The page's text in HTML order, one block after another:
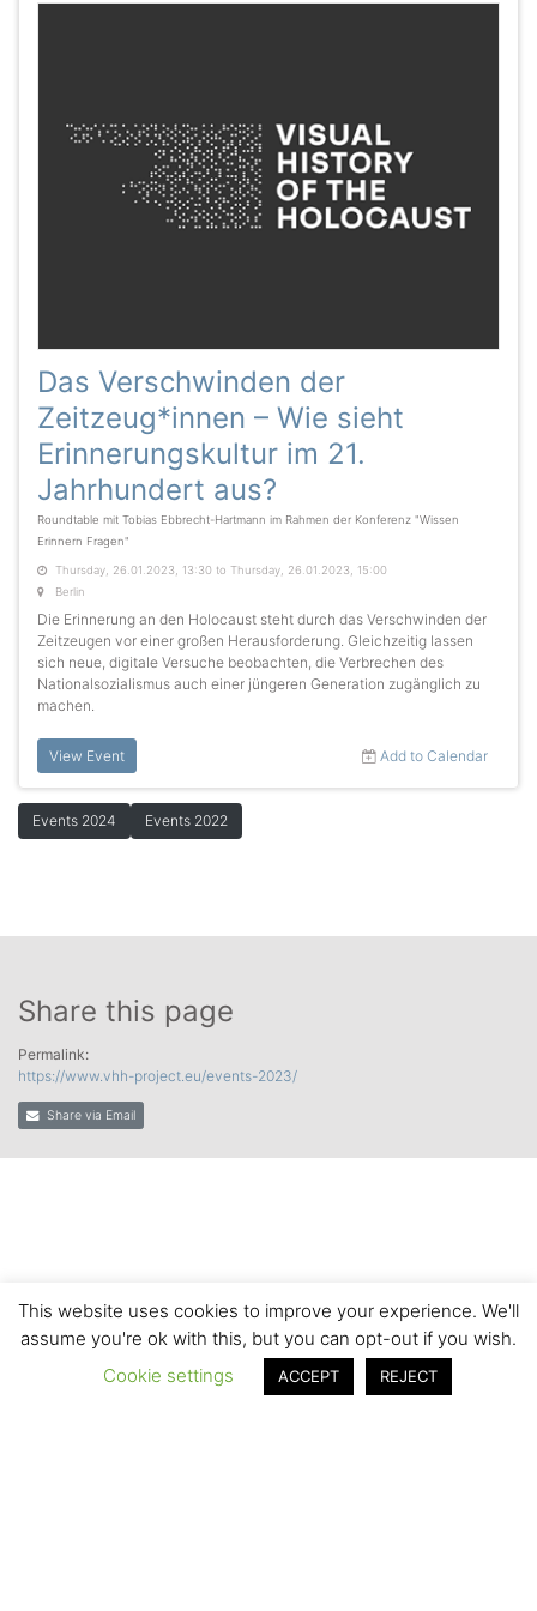
Das Verschwinden der
Zeitzeug*innen – Wie sieht
Erinnerungskultur im 21.
Jahrhundert aus?
Roundtable mit Tobias Ebbrecht-Hartmann im Rahmen der Konferenz "Wissen
Erinnern Fragen"
Thursday, 26.01.2023, 13:30 to Thursday, 26.01.2023, 15:00
Berlin
Die Erinnerung an den Holocaust steht durch das Verschwinden der
Zeitzeugen vor einer großen Herausforderung. Gleichzeitig lassen
sich neue, digitale Versuche beobachten, die Verbrechen des
Nationalsozialismus auch einer jüngeren Generation zugänglich zu
machen.
View Event Add to Calendar
Events 2024 Events 2022
Share this page
Permalink:
https://www.vhh-project.eu/events-2023/
Share via Email
This website uses cookies to improve your experience. We'll
assume you're ok with this, but you can opt-out if you wish.
Cookie settings
ACCEPT REJECT